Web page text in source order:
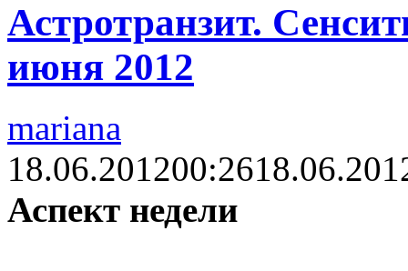
Астротранзит.
июня 2012
mariana
18.06.201200:26
Аспект недели